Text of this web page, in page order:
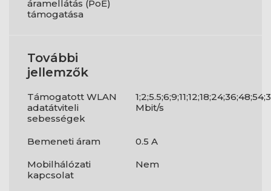
áramellátás (PoE)
támogatása
További
jellemzők
Támogatott WLAN
adatátviteli
sebességek
Mbit/s
Bemeneti áram
0.5 A
Mobilhálózati
kapcsolat
Nem